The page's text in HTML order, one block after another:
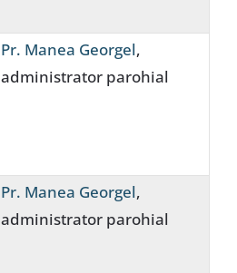
Pr. Manea Georgel,
administrator parohial
Pr. Manea Georgel,
administrator parohial